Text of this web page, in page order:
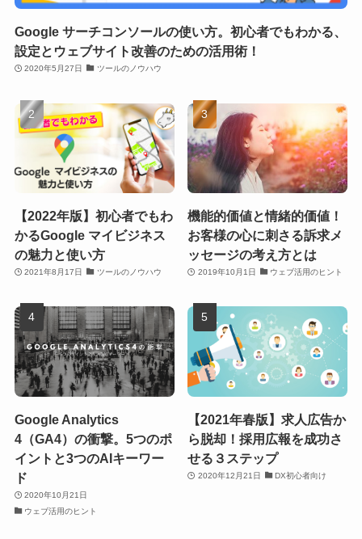
Google サーチコンソールの使い方。初心者でもわかる、
設定とウェブサイト改善のための活用術！
2020年5月27日 ツールのノウハウ
【2022年版】初心者でもわ
かるGoogle マイビジネス
の魅力と使い方
2021年8月17日 ツールのノウハウ
機能的価値と情緒的価値！
お客様の心に刺さる訴求メ
ッセージの考え方とは
2019年10月1日 ウェブ活用のヒント
Google Analytics
4（GA4）の衝撃。5つのポ
イントと3つのAIキーワー
ド
2020年10月21日
ウェブ活用のヒント
【2021年春版】求人広告か
ら脱却！採用広報を成功さ
せる３ステップ
2020年12月21日 DX初心者向け